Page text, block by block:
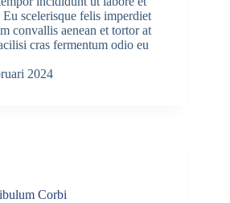
scelerisque felis imperdiet
convallis aenean et tortor at
cras fermentum odio eu
2024
Corbi